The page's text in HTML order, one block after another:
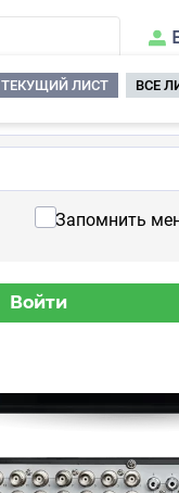
Запомнить
ТЕКУЩИЙ ЛИСТ
ВСЕ